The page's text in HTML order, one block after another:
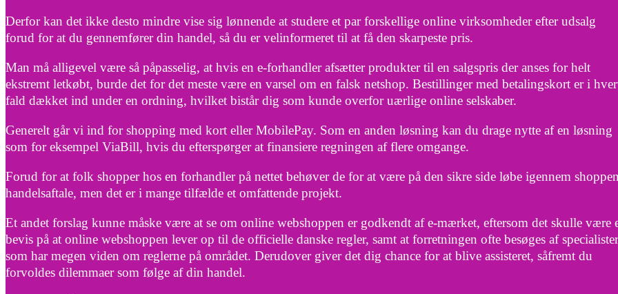
Derfor kan det ikke desto mindre vise sig lønnende at studere et par forskellige online virksomheder efter udsalg
forud for at du gennemfører din handel, så du er velinformeret til at få den skarpeste pris.
Man må alligevel være så påpasselig, at hvis en e-forhandler afsætter produkter til en salgspris der anses for helt
ekstremt letkøbt, burde det for det meste være en varsel om en falsk netshop. Bestillinger med betalingskort er i
fald dækket ind under en ordning, hvilket bistår dig som kunde overfor uærlige online selskaber.
Generelt går vi ind for shopping med kort eller MobilePay. Som en anden løsning kan du drage nytte af en løsning
som for eksempel ViaBill, hvis du efterspørger at finansiere regningen af flere omgange.
Forud for at folk shopper hos en forhandler på nettet behøver de for at være på den sikre side løbe igennem
handelsaftale, men det er i mange tilfælde et omfattende projekt.
Et andet forslag kunne måske være at se om online webshoppen er godkendt af e-mærket, eftersom det skulle være
bevis på at online webshoppen lever op til de officielle danske regler, samt at forretningen ofte besøges af specialister
som har megen viden om reglerne på området. Derudover giver det dig chance for at blive assisteret, såfremt du
forvoldes dilemmaer som følge af din handel.